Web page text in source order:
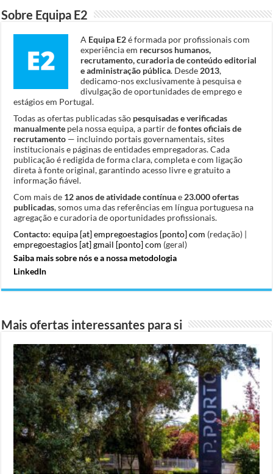
Sobre Equipa E2
A Equipa E2é formada por profissionais com
experiência em recursos humanos,
recrutamento, curadoria de conteúdo editorial
e administração pública. Desde 2013,
dedicamo-nos exclusivamente à pesquisa e
divulgação de oportunidades de emprego e
estágios em Portugal.
Todas as ofertas publicadas são pesquisadas e verificadas
manualmente pela nossa equipa, a partir defontes oficiais de
recrutamento — incluindo portais governamentais, sites
institucionais e páginas de entidades empregadoras. Cada
publicação é redigida de forma clara, completa e com ligação
direta à fonte original, garantindo acesso livre e gratuito a
informação fiável.
Com mais de 12 anos de atividade contínuae 23.000 ofertas
publicadas, somos uma das referências em língua portuguesa na
agregação e curadoria de oportunidades profissionais.
Contacto: equipa [at] empregoestagios [ponto] com (redação) |
empregoestagios [at] gmail [ponto] com (geral)
Saiba mais sobre nós e a nossa metodologia
LinkedIn
Mais ofertas interessantes para si